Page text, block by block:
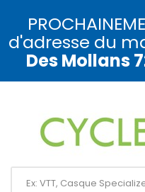
d'adresse du
Des Mollans